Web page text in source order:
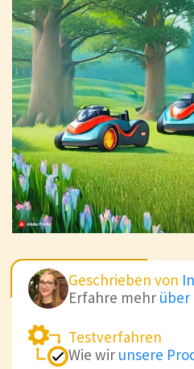
Geschrieben von
Erfahre mehr über
Testverfahren
Wie wir unsere